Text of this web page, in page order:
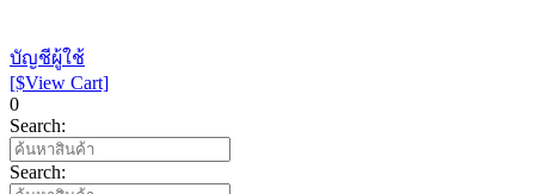
บัญชีผู้ใช้
[$View Cart]
0
Search:
Search: